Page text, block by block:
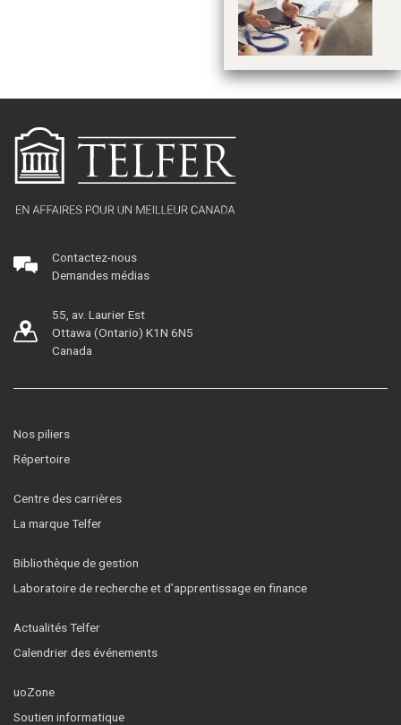
Contactez-nous
Demandes médias
55, av. Laurier Est
Ottawa (Ontario) K1N 6N5
Canada
Nos piliers
Répertoire
Centre des carrières
La marque Telfer
Bibliothèque de gestion
Laboratoire de recherche et d’apprentissage en finance
Actualités Telfer
Calendrier des événements
uoZone
Soutien informatique